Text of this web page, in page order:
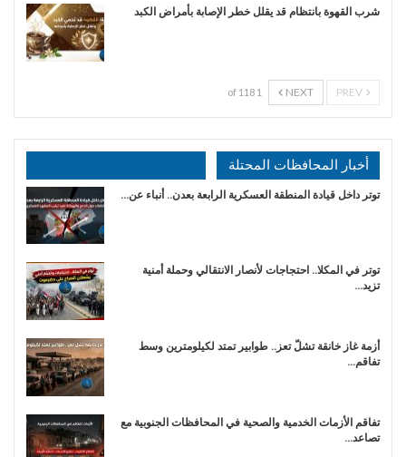
شرب القهوة بانتظام قد يقلل خطر الإصابة بأمراض الكبد
NEXT
1 of 118
أخبار المحافظات المحتلة
توتر داخل قيادة المنطقة العسكرية الرابعة بعدن.. أنباء عن…
توتر في المكلا.. احتجاجات لأنصار الانتقالي وحملة أمنية
تزيد…
أزمة غاز خانقة تشلّ تعز.. طوابير تمتد لكيلومترين وسط
تفاقم…
تفاقم الأزمات الخدمية والصحية في المحافظات الجنوبية مع
تصاعد…